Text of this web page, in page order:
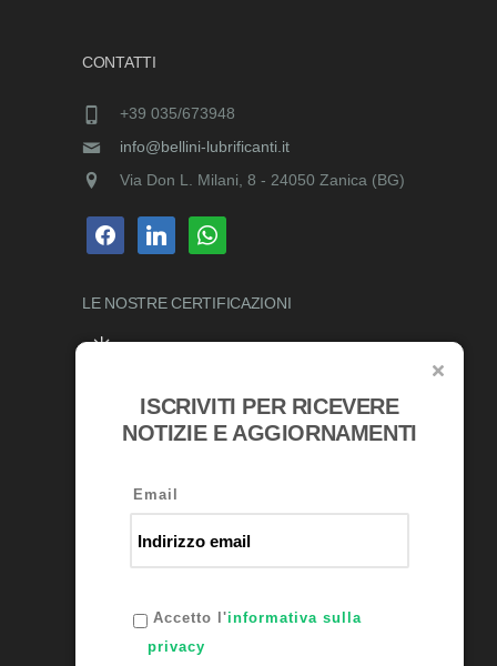
CONTATTI
+39 035/673948
info@bellini-lubrificanti.it
Via Don L. Milani, 8 - 24050 Zanica (BG)
facebooklinkedin whatsapp
LE NOSTRECERTIFICAZIONI
RICONOSCIMENTI
ISCRIVITI PER RICEVERE
NOTIZIE E AGGIORNAMENTI
Email
Accetto l'informativa sulla
privacy